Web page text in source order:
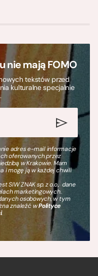
nie mają FOMO
tekstów przed
kulturalne specjalnie
adres e-mail informacje
oferowanych przez
w Krakowie. Mam
i mogę ją w każdej chwili
SIW ZNAK sp. z o.o., dane
marketingowych.
osobowych, w tym
znaleźć wPolityce
.